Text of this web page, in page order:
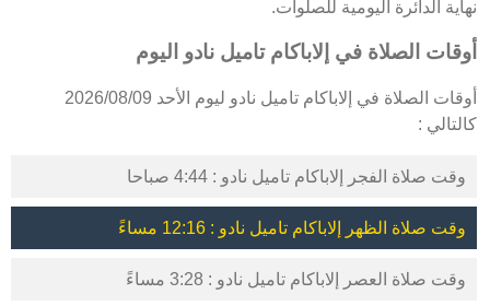
نهاية الدائرة اليومية للصلوات.
أوقات الصلاة في إلاباكام تاميل نادو اليوم
أوقات الصلاة في إلاباكام تاميل نادو ليوم الأحد 2026/08/09
كالتالي :
وقت صلاة الفجر إلاباكام تاميل نادو : 4:44 صباحا
وقت صلاة الظهر إلاباكام تاميل نادو : 12:16 مساءً
وقت صلاة العصر إلاباكام تاميل نادو : 3:28 مساءً